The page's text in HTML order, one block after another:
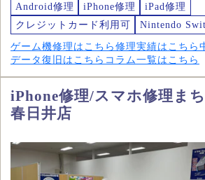
Android修理 iPhone修理
iPad修理
クレジットカード利用可
Nintendo
ゲーム機修理はこちら 修理実績はこちら
データ復旧はこちら コラム一覧はこちら
iPhone修理/スマホ修理ま
春日井店